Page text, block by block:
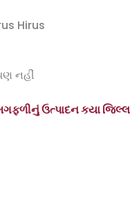
Hirus
નહીં
ઉત્પાદન કયા